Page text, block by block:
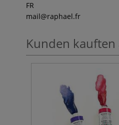
FR
mail@raphael.fr
Kunden kauften